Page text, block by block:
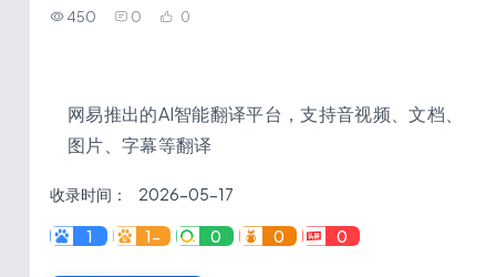
450 0 0
网易推出的AI智能翻译平台，支持音视频、文档、
图片、字幕等翻译
收录时间： 2026-05-17
1 1- 0 0 0